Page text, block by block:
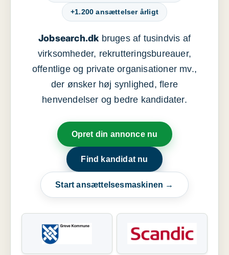
+1.200 ansættelser årligt
Jobsearch.dkbruges af tusindvis af
virksomheder, rekrutteringsbureauer,
offentlige og private organisationer mv.,
der ønsker høj synlighed, flere
henvendelser og bedre kandidater.
Opret din annonce nu
Find kandidat nu
Start ansættelsesmaskinen →